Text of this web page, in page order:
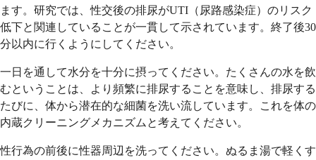
ます。研究では、性交後の排尿がUTI（尿路感染症）のリスク
低下と関連していることが一貫して示されています。終了後30
分以内に行くようにしてください。
一日を通して水分を十分に摂ってください。たくさんの水を飲
むということは、より頻繁に排尿することを意味し、排尿する
たびに、体から潜在的な細菌を洗い流しています。これを体の
内蔵クリーニングメカニズムと考えてください。
性行為の前後に性器周辺を洗ってください。ぬるま湯で軽くす